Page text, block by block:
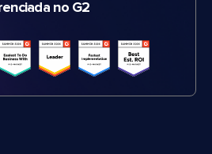
no G2